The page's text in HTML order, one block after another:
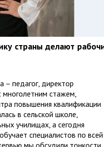
страны делают
– педагог, директор
стажем,
повышения квалификации
в сельской школе,
училищах, а сегодня
специалистов по всей
мы обсудили тонкости